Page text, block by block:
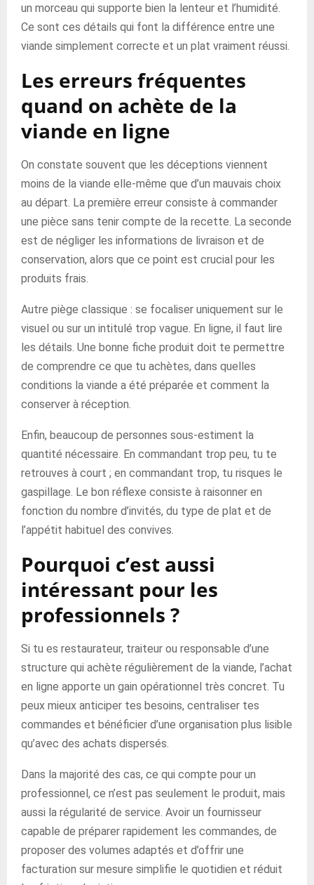
un morceau qui supporte bien la lenteur et l’humidité.
Ce sont ces détails qui font la différence entre une
viande simplement correcte et un plat vraiment réussi.
Les erreurs fréquentes
quand on achète de la
viande en ligne
On constate souvent que les déceptions viennent
moins de la viande elle-même que d’un mauvais choix
au départ. La première erreur consiste à commander
une pièce sans tenir compte de la recette. La seconde
est de négliger les informations de livraison et de
conservation, alors que ce point est crucial pour les
produits frais.
Autre piège classique : se focaliser uniquement sur le
visuel ou sur un intitulé trop vague. En ligne, il faut lire
les détails. Une bonne fiche produit doit te permettre
de comprendre ce que tu achètes, dans quelles
conditions la viande a été préparée et comment la
conserver à réception.
Enfin, beaucoup de personnes sous-estiment la
quantité nécessaire. En commandant trop peu, tu te
retrouves à court ; en commandant trop, tu risques le
gaspillage. Le bon réflexe consiste à raisonner en
fonction du nombre d’invités, du type de plat et de
l’appétit habituel des convives.
Pourquoi c’est aussi
intéressant pour les
professionnels ?
Si tu es restaurateur, traiteur ou responsable d’une
structure qui achète régulièrement de la viande, l’achat
en ligne apporte un gain opérationnel très concret. Tu
peux mieux anticiper tes besoins, centraliser tes
commandes et bénéficier d’une organisation plus lisible
qu’avec des achats dispersés.
Dans la majorité des cas, ce qui compte pour un
professionnel, ce n’est pas seulement le produit, mais
aussi la régularité de service. Avoir un fournisseur
capable de préparer rapidement les commandes, de
proposer des volumes adaptés et d’offrir une
facturation sur mesure simplifie le quotidien et réduit